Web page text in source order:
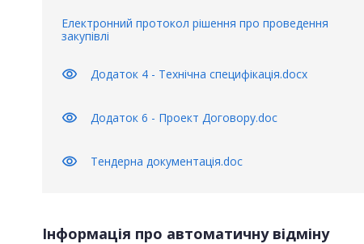
Електронний протокол рішення про проведення
закупівлі
visibility Додаток 4 - Технічна специфікація.docx
visibility Додаток 6 - Проект Договору.doc
visibility Тендерна документація.doc
Інформація про автоматичну відміну